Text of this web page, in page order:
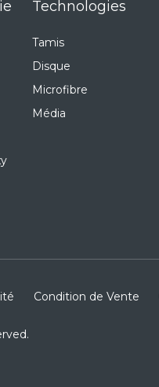
Technologies
Tamis
Disque
Microfibre
Média
Condition de Vente